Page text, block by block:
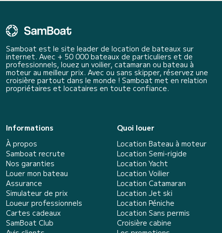
Samboat est le site leader de location de bateaux sur
internet. Avec + 50 000 bateaux de particuliers et de
professionnels, louez un voilier, catamaran ou bateau à
moteur au meilleur prix. Avec ou sans skipper, réservez une
croisière partout dans le monde ! Samboat met en relation
propriétaires et locataires en toute confiance.
Informations
À propos
Samboat recrute
Nos garanties
Louer mon bateau
Assurance
Simulateur de prix
Loueur professionnels
Cartes cadeaux
SamBoat Club
Quoi louer
Location Bateau à moteur
Location Semi-rigide
Location Yacht
Location Voilier
Location Catamaran
Location Jet ski
Location Péniche
Location Sans permis
Croisière cabine